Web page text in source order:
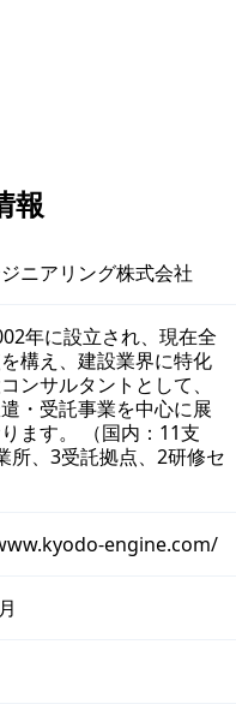
報
ニアリング株式会社
年に設立され、現在全
構え、建設業界に特化
ンサルタントとして、
・受託事業を中心に展
ます。 （国内：11支
所、3受託拠点、2研修セ
engine.com/